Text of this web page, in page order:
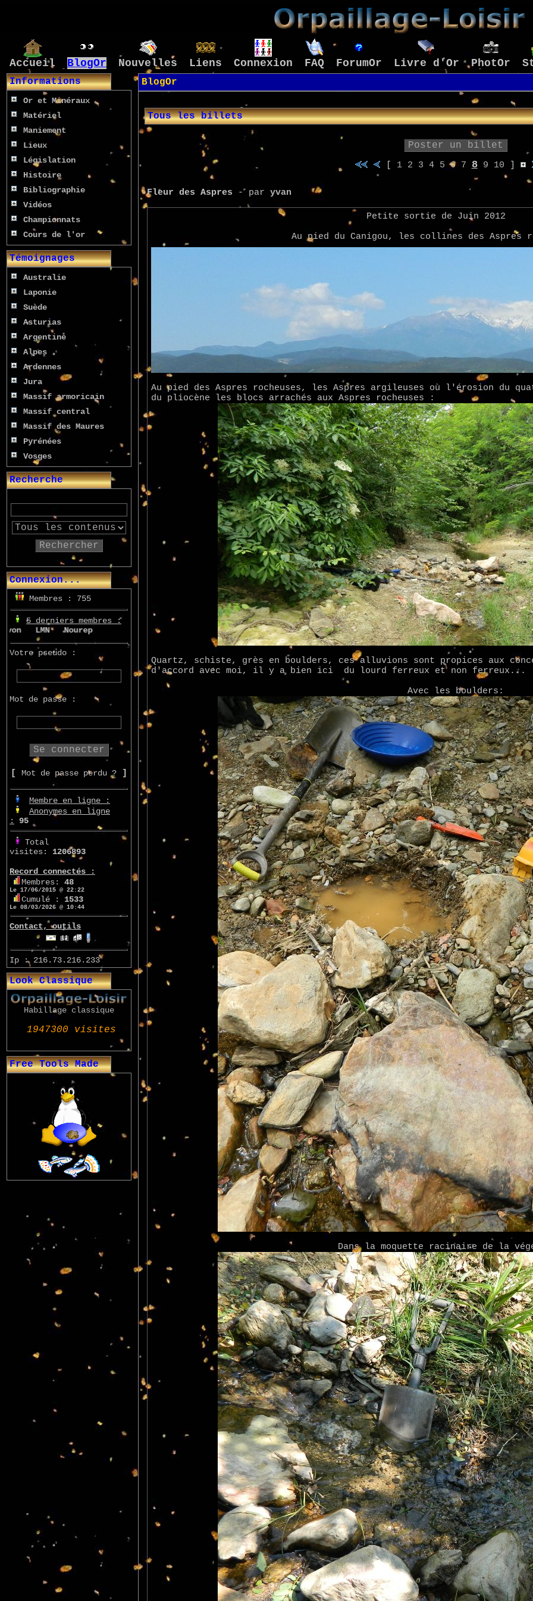
Accueil BlogOr Nouvelles Liens Connexion FAQ ForumOr Livre d'Or PhotOr
Informations
Or et Minéraux
Matériel
Maniement
Lieux
Législation
Histoire
Bibliographie
Vidéos
Championnats
Cours de l'or
Témoignages
Australie
Laponie
Suède
Asturias
Argentine
Alpes
Ardennes
Jura
Massif armoricain
Massif central
Massif des Maures
Pyrénées
Vosges
Recherche
Rechercher
Connexion...
Membres : 755
5 derniers membres :
LMN NourepeMarcsupilami Azo
Votre pseudo :
Mot de passe :
[ Mot de passe perdu ? ]
Membre en ligne :
Anonymes en ligne
:
95
Total
visites:
1206893
Record connectés :
Membres: 48
Le 17/06/2015 @ 22:22
Cumulé : 1533
Le 08/03/2026 @ 10:44
Contact, outils
Ip : 216.73.216.233
Look Classique
Habillage classique
Free Tools Made
BlogOr
Tous les billets
Poster un billet
1 2 3 4 5 6 7 8 9 10
Fleur des Aspres - par yvan
Petite sortie de Juin 2012
Au pied du Canigou, les collines des Aspres
Au pied des Aspres rocheuses, les Aspres argileuses où l'érosion du
du pliocène les blocs arrachés aux Aspres rocheuses :
Quartz, schiste, grès en boulders, ces alluvions sont propices aux
d'accord avec moi, il y a bien ici du lourd ferreux et non ferreux...
Avec les boulders:
Dans la moquette racinaire de la